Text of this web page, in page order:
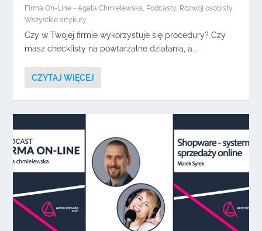
Firma On-Line - Agata Chmielewska, Podcasty, Rozwój osobisty,
Wszystkie artykuły
Czy w Twojej firmie wykorzystuje się procedury? Czy
masz checklisty na powtarzalne działania, a...
CZYTAJ WIĘCEJ